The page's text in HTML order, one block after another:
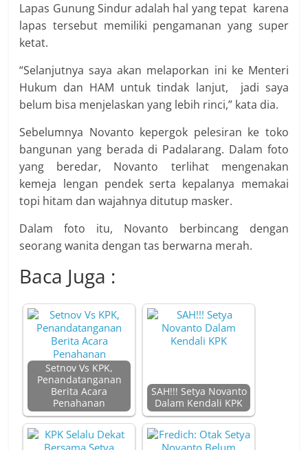
Lapas Gunung Sindur adalah hal yang tepat karena
lapas tersebut memiliki pengamanan yang super
ketat.
“Selanjutnya saya akan melaporkan ini ke Menteri
Hukum dan HAM untuk tindak lanjut, jadi saya
belum bisa menjelaskan yang lebih rinci,” kata dia.
Sebelumnya Novanto kepergok pelesiran ke toko
bangunan yang berada di Padalarang. Dalam foto
yang beredar, Novanto terlihat mengenakan
kemeja lengan pendek serta kepalanya memakai
topi hitam dan wajahnya ditutup masker.
Dalam foto itu, Novanto berbincang dengan
seorang wanita dengan tas berwarna merah.
Baca Juga :
Setnov Vs KPK,
Penandatanganan
Berita Acara
Penahanan
SAH!!! Setya Novanto
Dalam Kendali KPK